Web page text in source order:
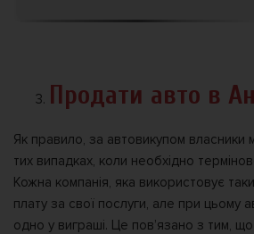
Продати авто в
Як правило, за автовикупом
тих випадках, коли необхідно
Кожна компанія, яка використовує
плату за свої послуги, але при цьому
одно у виграші. Це пов’язано з тим, що